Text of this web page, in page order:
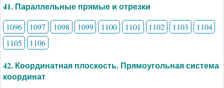
41. Параллельные прямые и отрезки
1096 1097 1098 1099 1100 1101 1102 1103
1104
1105
1106
42. Координатная плоскость. Прямоугольная система
координат